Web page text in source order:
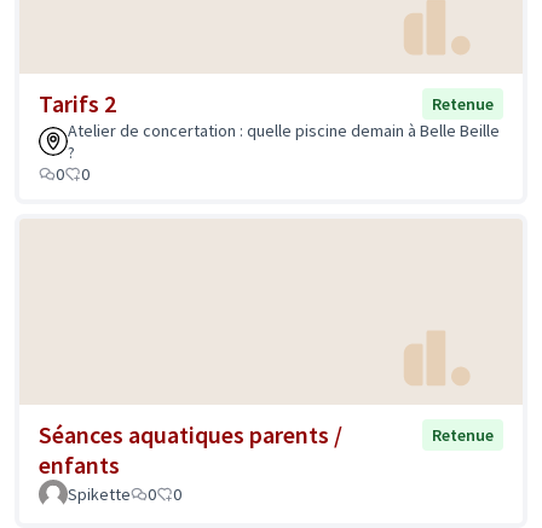
Tarifs 2
Retenue
Atelier de concertation : quelle piscine demain à Belle Beille
?
0
0
Séances aquatiques parents /
enfants
Retenue
Spikette 0 0